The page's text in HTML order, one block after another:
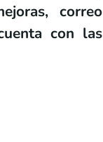
correo
con las